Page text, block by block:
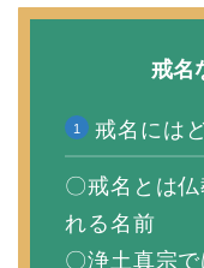
戒名
戒名には
〇戒名とは
れる名前
〇浄土真宗で